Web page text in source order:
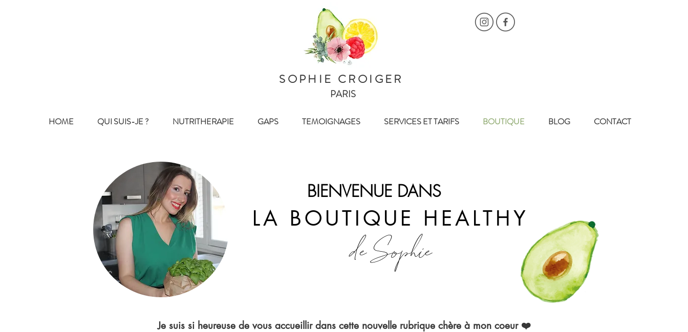
SOPHIE CROIGER
PARIS
HOME QUI SUIS-JE ? NUTRITHERAPIE GAPS TEMOIGNAGES SERVICES ET TARIFS BOUTIQUE BLOG CONTACT
BIENVENUE DANS
LA BOUTIQUE HEALTHY
de Sophie
Je suis si heureuse de vous accueillir dans cette nouvelle rubrique chère à mon coeur ❤️